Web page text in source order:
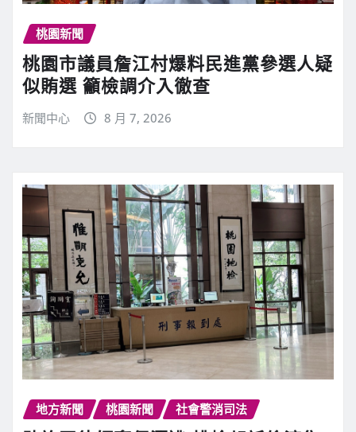
桃園新聞
桃園市議員詹江村爆料民進黨參選人疑
似賄選 籲檢調介入徹查
新聞中心 8 月 7, 2026
地方新聞 桃園新聞 社會警消司法